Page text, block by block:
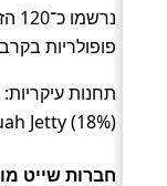
פופולריות
Jetty (18%).
חברות שייט